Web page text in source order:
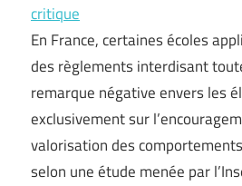
critique
En France, certaines écoles
des règlements interdisant
remarque négative envers les
exclusivement sur
valorisation des
selon une étude menée par